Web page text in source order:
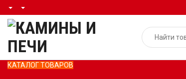
КАТАЛОГ ТОВАРОВ